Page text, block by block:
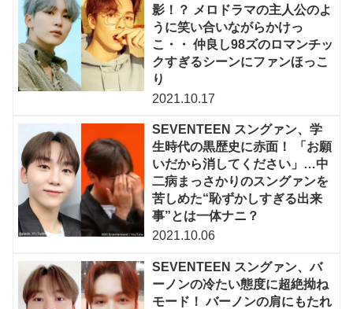
影！？ メロドラマの主人公のよ
うに笑い合いながらかけっ
こ・・ 仲良し98ズのロマンチッ
クすぎるシーンにファンほっこ
り
2021.10.17
SEVENTEEN スングァン、学
生時代の黒歴史に赤面！ 「お願
いだから消してください」…中
二病まっさかりのスングァンを
苦しめた“恥ずかしすぎる出来
事”とは一体ナニ？
2021.10.06
SEVENTEEN スングァン、バ
ーノンの冷たい態度に超絶拗ね
モード！ バーノンの肩にもたれ